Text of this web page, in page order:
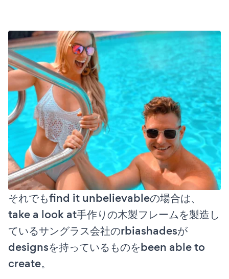
それでもfind it unbelievableの場合は、
take a look at手作りの木製フレームを製造し
ているサングラス会社のrbiashadesが
designsを持っているものをbeen able to
create。